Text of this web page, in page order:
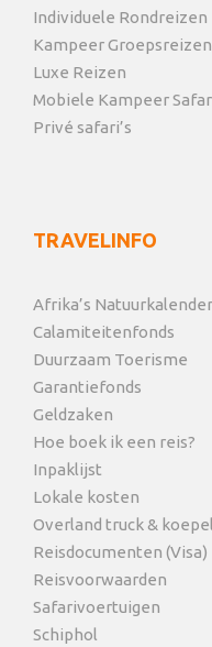
Individuele Rondreizen
Kampeer Groepsreizen
Luxe Reizen
Mobiele Kampeer
Privé safari’s
TRAVELINFO
Afrika’s Natuurkalender
Calamiteitenfonds
Duurzaam Toerisme
Garantiefonds
Geldzaken
Hoe boek ik een reis?
Inpaklijst
Lokale kosten
Overland truck &
Reisdocumenten (Visa)
Reisvoorwaarden
Safarivoertuigen
Schiphol